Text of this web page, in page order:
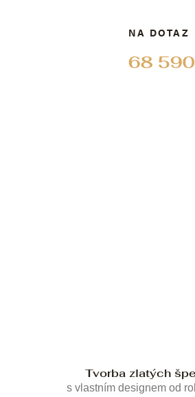
68
NA DOTAZ
Tvorba zlatých
s vlastním designem od